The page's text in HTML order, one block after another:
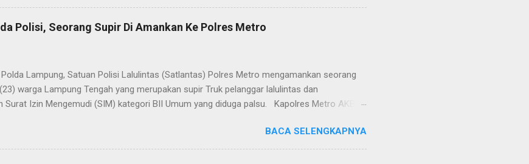
S.IK, M.IK mengatakan “SPKT Polres Metro akan terus berusaha memberikan
terbaik kepada masyarakat yang membutuhkan pelayanan kepolisian, baik informasi
lainnya.” “SPKT adalah pusat jaringan dari sistem fungsi Kepolisian, ketika telah
fungs...
Polisi, Seorang Supir Di Amankan Ke Polres Metro
Lampung, Satuan Polisi Lalulintas (Satlantas) Polres Metro mengamankan seorang
warga Lampung Tengah yang merupakan supir Truk pelanggar lalulintas dan
Surat Izin Mengemudi (SIM) kategori BII Umum yang diduga palsu. Kapolres Metro AKBP
melanggar lalulintas dengan menerobos Traffic Light (TL) simpang Taqwa, Jalan AH
ke kawasan tertib lalulintas dalam kota. “Anggota Satlantas Polres Metro
BACA SELENGKAPNYA